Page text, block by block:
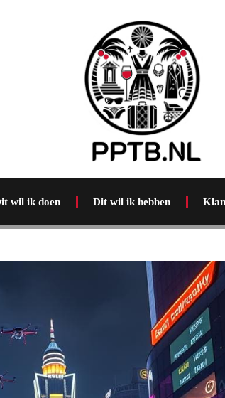
wil ik doen Dit wil ik hebben